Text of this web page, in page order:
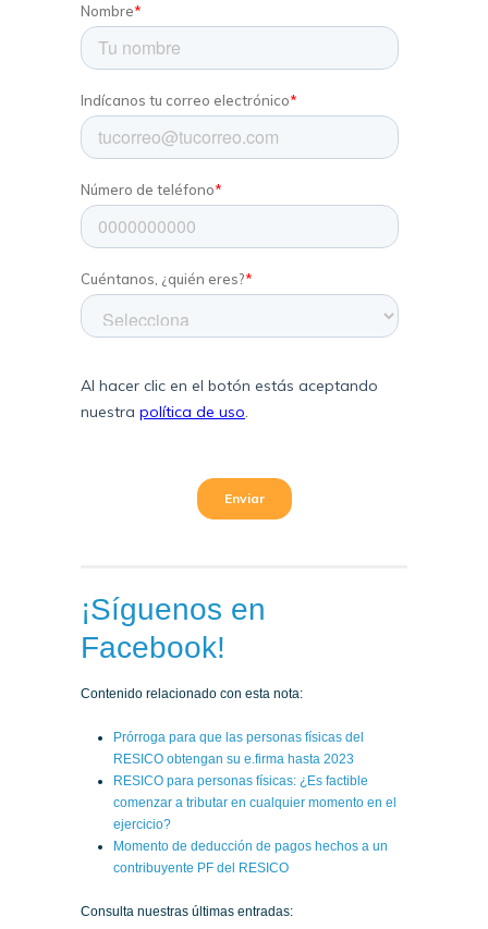
¡Síguenos en
Facebook!
Contenido relacionado con esta nota:
Prórroga para que las personas físicas del
RESICO obtengan su e.firma hasta 2023
RESICO para personas físicas: ¿Es factible
comenzar a tributar en cualquier momento en el
ejercicio?
Momento de deducción de pagos hechos a un
contribuyente PF del RESICO
Consulta nuestras últimas entradas: